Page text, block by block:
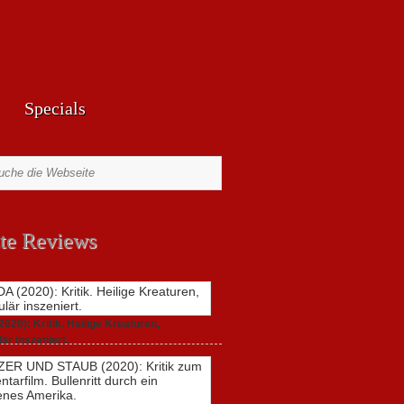
Specials
Reviews
Kritik. Heilige Kreaturen,
inszeniert.
GUNDA
(2020):
Kritik.